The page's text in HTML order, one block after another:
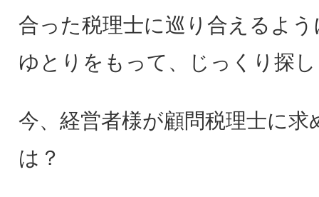
合った税理士に巡り合えるよ
ゆとりをもって、じっくり探
今、経営者様が顧問税理士に求
は？